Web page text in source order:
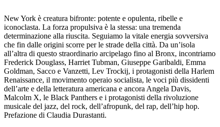
New York è creatura bifronte: potente e opulenta, ribelle e
iconoclasta. La forza propulsiva è la stessa: una tremenda
determinazione alla riuscita. Seguiamo la vitale energia sovversiva
che fin dalle origini scorre per le strade della città. Da un’isola
all’altra di questo straordinario arcipelago fino al Bronx, incontriamo
Frederick Douglass, Harriet Tubman, Giuseppe Garibaldi, Emma
Goldman, Sacco e Vanzetti, Lev Trockij, i protagonisti della Harlem
Renaissance, il movimento operaio socialista, le voci più dissidenti
dell’arte e della letteratura americana e ancora Angela Davis,
Malcolm X, le Black Panthers e i protagonisti della rivoluzione
musicale del jazz, del rock, dell’afropunk, del rap, dell’hip hop.
Prefazione di Claudia Durastanti.